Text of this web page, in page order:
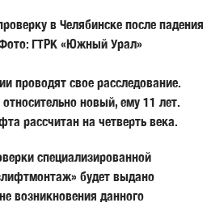
в Челябинске после падения
ГТРК «Южный Урал»
проводят свое расследование.
новый, ему 11 лет.
рассчитан на четверть века.
специализированной
будет выдано
возникновения данного